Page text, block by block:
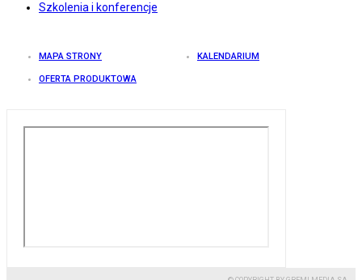
Szkolenia i konferencje
MAPA STRONY KALENDARIUM
OFERTA PRODUKTOWA